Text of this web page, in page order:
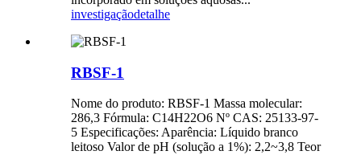
investigaçãodetalhe
RBSF-1
Nome do produto: RBSF-1 Massa molecular:
286,3 Fórmula: C14H22O6 Nº CAS: 25133-97-
5 Especificações: Aparência: Líquido branco
leitoso Valor de pH (solução a 1%): 2,2~3,8 Teor